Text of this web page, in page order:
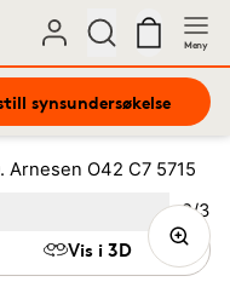
Meny
synsundersøkelse
Arnesen O42 C7 5715
Vis i 3D
Bilde
2/3
3